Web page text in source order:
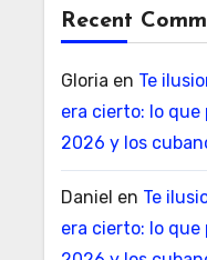
Recent
Gloria en Te
era cierto: lo que
2026 y los
Daniel en Te
era cierto: lo que